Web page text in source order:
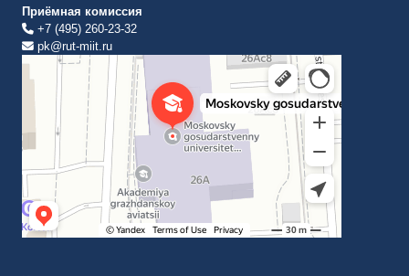
Приёмная комиссия
+7 (495) 260-23-32
pk@rut-miit.ru
Институт международных транспортных коммуникаций Рут
ВУЗ в Москве